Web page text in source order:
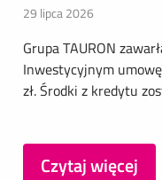
29 lipca 2026
Grupa TAURON
Inwestycyjnym
zł. Środki z kredytu
Czytaj więcej